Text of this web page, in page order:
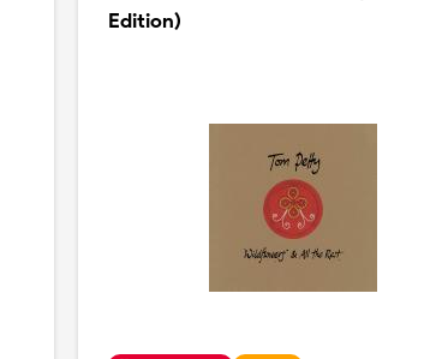
Edition)